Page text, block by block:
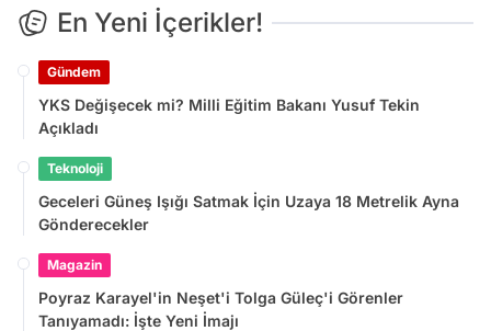
En Yeni İçerikler!
Gündem
YKS Değişecek mi? Milli Eğitim Bakanı Yusuf Tekin
Açıkladı
Teknoloji
Geceleri Güneş Işığı Satmak İçin Uzaya 18 Metrelik Ayna
Gönderecekler
Magazin
Poyraz Karayel'in Neşet'i Tolga Güleç'i Görenler
Tanıyamadı: İşte Yeni İmajı